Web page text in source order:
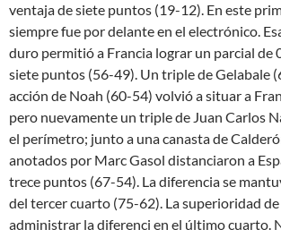
ventaja de siete puntos (19-12). En este
siempre fue por delante en el electrónico.
duro permitió a Francia lograr un parcial de
siete puntos (56-49). Un triple de Gelabale
acción de Noah (60-54) volvió a situar a
pero nuevamente un triple de Juan Carlos
el perímetro; junto a una canasta de
anotados por Marc Gasol distanciaron a
trece puntos (67-54). La diferencia se
del tercer cuarto (75-62). La superioridad
administrar la diferenci en el último cuarto.